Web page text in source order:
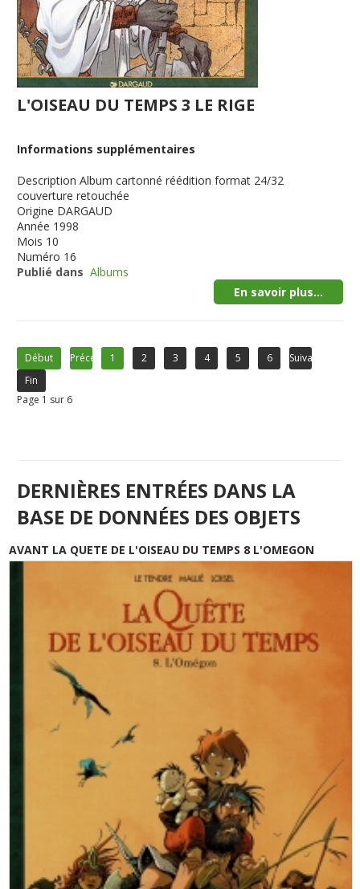
L'OISEAU DU TEMPS 3 LE RIGE
Informations supplémentaires
Description Album cartonné réédition format 24/32
couverture retouchée
Origine DARGAUD
Année 1998
Mois 10
Numéro 16
Publié dans Albums
En savoir plus...
Début Précédent1 2 3 4 5 6
Suivant
Fin
Page 1 sur 6
DERNIÈRES ENTRÉES DANS LA
BASE DE DONNÉES DES OBJETS
AVANT LA QUETE DE L'OISEAU DU TEMPS 8 L'OMEGON